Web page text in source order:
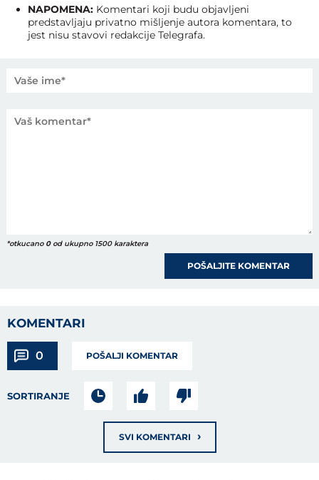
NAPOMENA: Komentari koji budu objavljeni
predstavljaju privatno mišljenje autora komentara, to
jest nisu stavovi redakcije Telegrafa.
*otkucano 0od ukupno 1500 karaktera
POŠALJITE KOMENTAR
KOMENTARI
0 POŠALJI KOMENTAR
SORTIRANJE
SVI KOMENTARI ›